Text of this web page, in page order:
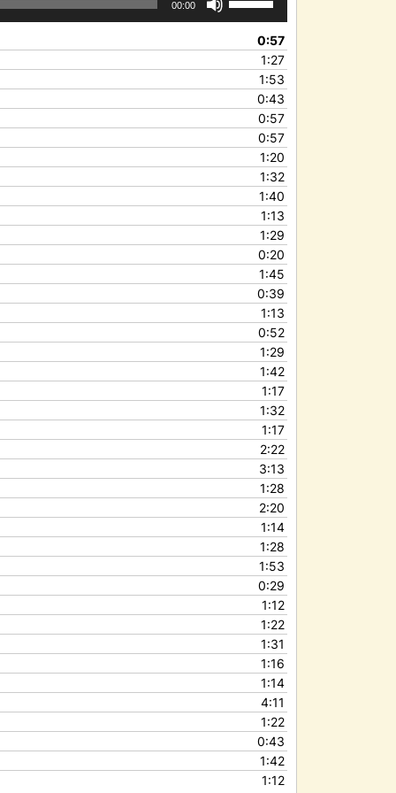
00:00
haut/bas
pour
augmenter
ou
diminuer
volume.
0:57
1:27
1:53
0:43
0:57
0:57
1:20
1:32
1:40
1:13
1:29
0:20
1:45
0:39
1:13
0:52
1:29
1:42
1:17
1:32
1:17
2:22
3:13
1:28
2:20
1:14
1:28
1:53
0:29
1:12
1:22
1:31
1:16
1:14
4:11
1:22
0:43
1:42
1:12